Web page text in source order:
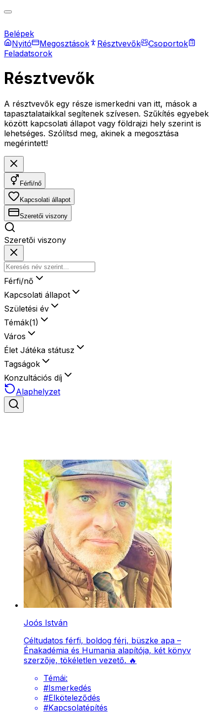
Belépek
Nyitó
Megosztások Résztvevők
Csoportok
Feladatsorok
Résztvevők
A résztvevők egy része ismerkedni van itt, mások a
tapasztalataikkal segítenek szívesen. Szűkítés egyebek
között kapcsolati állapot vagy földrajzi hely szerint is
lehetséges. Szólítsd meg, akinek a megosztása
megérintett!
Férfi/nő
Kapcsolati állapot
Szeretői viszony
Szeretői viszony
Férfi/nő
Kapcsolati állapot
Születési év
Témák(1)
Város
Élet Játéka státusz
Tagságok
Konzultációs díj
Alaphelyzet
Joós István
Céltudatos férfi, boldog férj, büszke apa –
Énakadémia és Humania alapítója, két könyv
szerzője, tökéletlen vezető. 🔥
Témái:
#Ismerkedés
#Elköteleződés
#Kapcsolatépítés